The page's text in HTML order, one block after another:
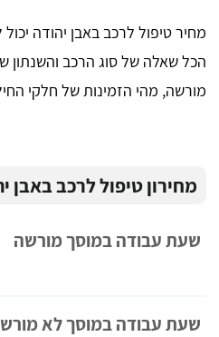
מחיר טיפול לרכב באבן יהודה
הכל שאלה של סוג הרכב והשנתון
מורשה, מהי הזמינות של חלקי
מחירון טיפול לרכב באבן
שעת עבודה במוסך מורשה
שעת עבודה במוסך לא